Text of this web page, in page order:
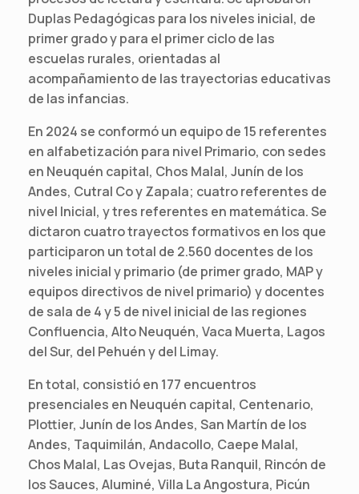
Duplas Pedagógicas para los niveles inicial, de
primer grado y para el primer ciclo de las
escuelas rurales, orientadas al
acompañamiento de las trayectorias educativas
de las infancias.
En 2024 se conformó un equipo de 15 referentes
en alfabetización para nivel Primario, con sedes
en Neuquén capital, Chos Malal, Junín de los
Andes, Cutral Co y Zapala; cuatro referentes de
nivel Inicial, y tres referentes en matemática. Se
dictaron cuatro trayectos formativos en los que
participaron un total de 2.560 docentes de los
niveles inicial y primario (de primer grado, MAP y
equipos directivos de nivel primario) y docentes
de sala de 4 y 5 de nivel inicial de las regiones
Confluencia, Alto Neuquén, Vaca Muerta, Lagos
del Sur, del Pehuén y del Limay.
En total, consistió en 177 encuentros
presenciales en Neuquén capital, Centenario,
Plottier, Junín de los Andes, San Martín de los
Andes, Taquimilán, Andacollo, Caepe Malal,
Chos Malal, Las Ovejas, Buta Ranquil, Rincón de
los Sauces, Aluminé, Villa La Angostura, Picún